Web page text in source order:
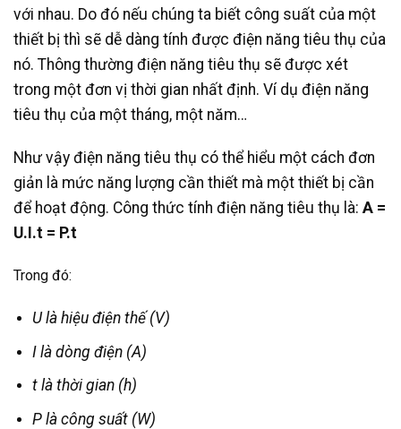
với nhau. Do đó nếu chúng ta biết công suất của một
thiết bị thì sẽ dễ dàng tính được điện năng tiêu thụ của
nó. Thông thường điện năng tiêu thụ sẽ được xét
trong một đơn vị thời gian nhất định. Ví dụ điện năng
tiêu thụ của một tháng, một năm…
Như vậy điện năng tiêu thụ có thể hiểu một cách đơn
giản là mức năng lượng cần thiết mà một thiết bị cần
để hoạt động. Công thức tính điện năng tiêu thụ là: A =
U.I.t = P.t
Trong đó:
U là hiệu điện thế (V)
I là dòng điện (A)
t là thời gian (h)
P là công suất (W)